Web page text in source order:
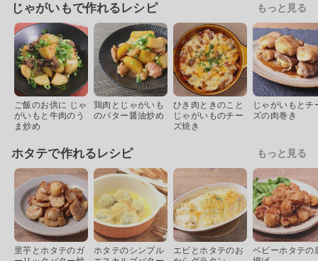
じゃがいもで作れるレシピ もっと見る
ご飯のお供に じゃ
がいもと牛肉のう
ま炒め
鶏肉とじゃがいも
のバター醤油炒め
ひき肉ときのこと
じゃがいものチー
ズ焼き
じゃがいもとチ
ズの肉巻き
ホタテで作れるレシピ もっと見る
里芋とホタテのガ
ホタテのシンプル
エビとホタテのお
ベビーホタテの